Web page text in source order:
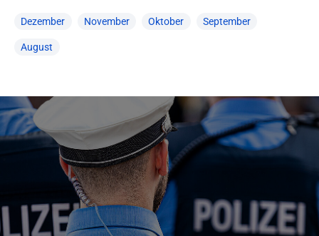
Dezember November Oktober September
August